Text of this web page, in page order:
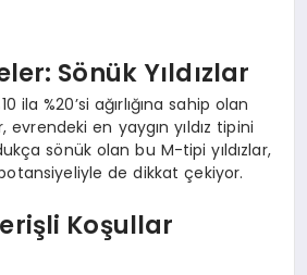
Sönük Yıldızlar
ila %20’si ağırlığına sahip olan
evrendeki en yaygın yıldız tipini
sönük olan bu M-tipi yıldızlar,
de dikkat çekiyor.
Koşullar